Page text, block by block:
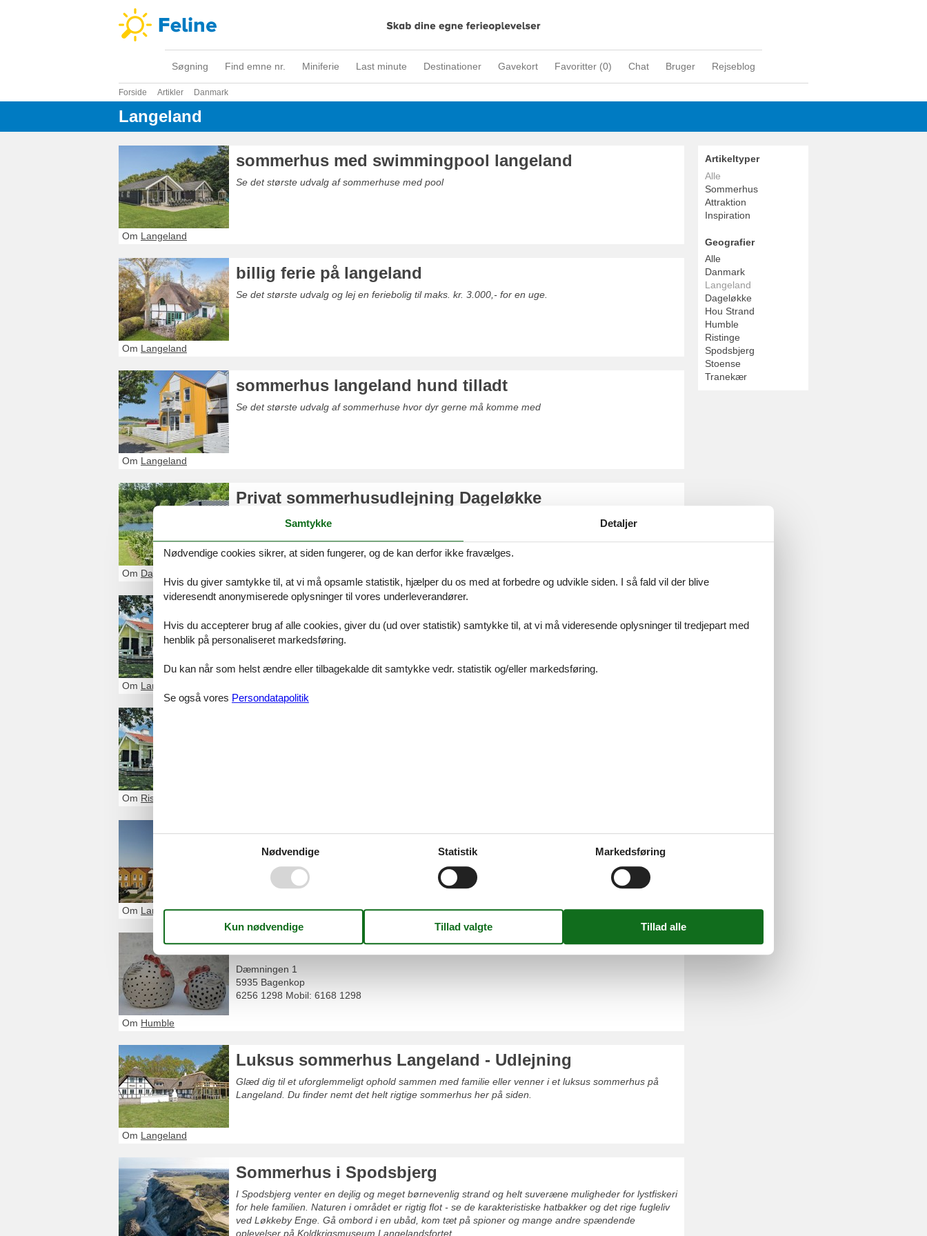
Søgning Find emne nr. Miniferie Last minute Destinationer Gavekort Favoritter (0) Chat Bruger Rejseblog
Forside Artikler Danmark
Langeland
sommerhus med swimmingpool langeland
Se det største udvalg af sommerhuse med pool
Om Langeland
billig ferie på langeland
Se det største udvalg og lej en feriebolig til maks. kr. 3.000,- for en uge.
Om Langeland
sommerhus langeland hund tilladt
Se det største udvalg af sommerhuse hvor dyr gerne må komme med
Om Langeland
Privat sommerhusudlejning Dageløkke
Glæd dig til et uforglemmeligt ophold sammen med familie eller venner i et privat sommerhus i
Dageløkke. Du finder nemt finde det helt rigtige sommerhus hos os.
Om Dageløkke
Glæd dig til et skønt ophold sammen med familie eller venner i et privat sommerhus på Langeland.
Du finder nemt finde det helt rigtige sommerhus her på siden.
Om Langeland
Om Ristinge
Sommerhus Rudkøbing uge 30
Et sommerhus Rudkøbing uge 30 er den fuldendte ramme om et uforglemmeligt ophold sammen
med familie eller venner i et af de mest populære ferieområder i Danmark.
Om Langeland
Ulla Keramik
Dæmningen 1
5935 Bagenkop
6256 1298 Mobil: 6168 1298
Om Humble
Luksus sommerhus Langeland - Udlejning
Glæd dig til et uforglemmeligt ophold sammen med familie eller venner i et luksus sommerhus på
Langeland. Du finder nemt det helt rigtige sommerhus her på siden.
Om Langeland
Sommerhus i Spodsbjerg
I Spodsbjerg venter en dejlig og meget børnevenlig strand og helt suveræne muligheder for lystfiskeri
for hele familien. Naturen i området er rigtig flot - se de karakteristiske hatbakker og det rige fugleliv
ved Løkkeby Enge. Gå ombord i en ubåd, kom tæt på spioner og mange andre spændende
oplevelser på Koldkrigsmuseum Langelandsfortet.
Artikeltyper
Alle
Sommerhus
Attraktion
Inspiration
Geografier
Alle
Danmark
Langeland
Dageløkke
Hou Strand
Humble
Ristinge
Spodsbjerg
Stoense
Tranekær
Samtykke Detaljer
Nødvendige cookies sikrer, at siden fungerer, og de kan derfor ikke fravælges.
Hvis du giver samtykke til, at vi må opsamle statistik, hjælper du os med at forbedre og udvikle siden. I så fald vil der blive
videresendt anonymiserede oplysninger til vores underleverandører.
Hvis du accepterer brug af alle cookies, giver du (ud over statistik) samtykke til, at vi må videresende oplysninger til tredjepart med
henblik på personaliseret markedsføring.
Du kan når som helst ændre eller tilbagekalde dit samtykke vedr. statistik og/eller markedsføring.
Se også vores Persondatapolitik
Nødvendige Statistik Markedsføring